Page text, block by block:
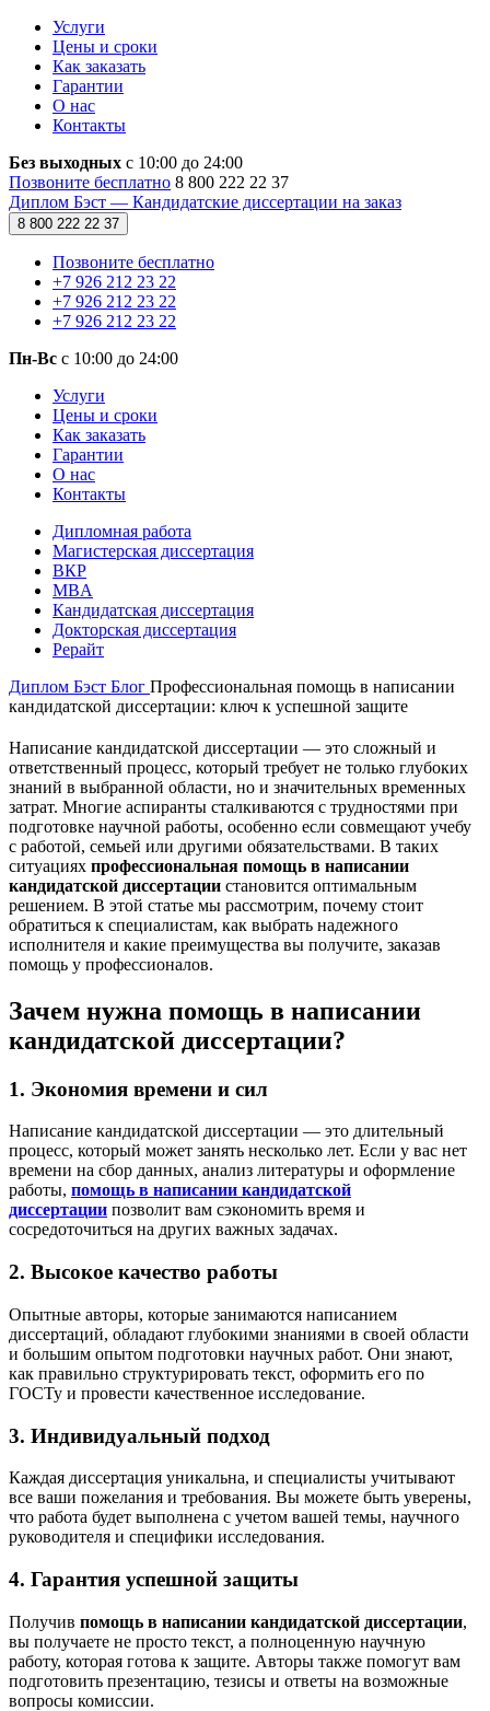
Услуги
Цены и сроки
Как заказать
Гарантии
О нас
Контакты
Без выходных с 10:00 до 24:00
Позвоните бесплатно 8 800 222 22 37
Диплом Бэст — Кандидатские диссертации на заказ
8 800 222 22 37
Позвоните бесплатно
+7 926 212 23 22
+7 926 212 23 22
+7 926 212 23 22
Пн-Вс с 10:00 до 24:00
Услуги
Цены и сроки
Как заказать
Гарантии
О нас
Контакты
Дипломная работа
Магистерская диссертация
ВКР
MBA
Кандидатская диссертация
Докторская диссертация
Рерайт
Диплом Бэст Блог Профессиональная помощь в написании
кандидатской диссертации: ключ к успешной защите
Написание кандидатской диссертации — это сложный и
ответственный процесс, который требует не только глубоких
знаний в выбранной области, но и значительных временных
затрат. Многие аспиранты сталкиваются с трудностями при
подготовке научной работы, особенно если совмещают учебу
с работой, семьей или другими обязательствами. В таких
ситуациях профессиональная помощь в написании
кандидатской диссертации становится оптимальным
решением. В этой статье мы рассмотрим, почему стоит
обратиться к специалистам, как выбрать надежного
исполнителя и какие преимущества вы получите, заказав
помощь у профессионалов.
Зачем нужна помощь в написании
кандидатской диссертации?
1. Экономия времени и сил
Написание кандидатской диссертации — это длительный
процесс, который может занять несколько лет. Если у вас нет
времени на сбор данных, анализ литературы и оформление
работы, помощь в написании кандидатской
диссертации позволит вам сэкономить время и
сосредоточиться на других важных задачах.
2. Высокое качество работы
Опытные авторы, которые занимаются написанием
диссертаций, обладают глубокими знаниями в своей области
и большим опытом подготовки научных работ. Они знают,
как правильно структурировать текст, оформить его по
ГОСТу и провести качественное исследование.
3. Индивидуальный подход
Каждая диссертация уникальна, и специалисты учитывают
все ваши пожелания и требования. Вы можете быть уверены,
что работа будет выполнена с учетом вашей темы, научного
руководителя и специфики исследования.
4. Гарантия успешной защиты
Получив помощь в написании кандидатской диссертации,
вы получаете не просто текст, а полноценную научную
работу, которая готова к защите. Авторы также помогут вам
подготовить презентацию, тезисы и ответы на возможные
вопросы комиссии.